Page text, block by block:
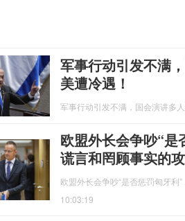
军事行动引发不满
美遭冷遇！
军事行动引发不满，国会演讲多
欧盟外长会争吵“
谎言和罔顾事实的
欧盟外长会争吵“是否惩罚匈牙利
10:03:19